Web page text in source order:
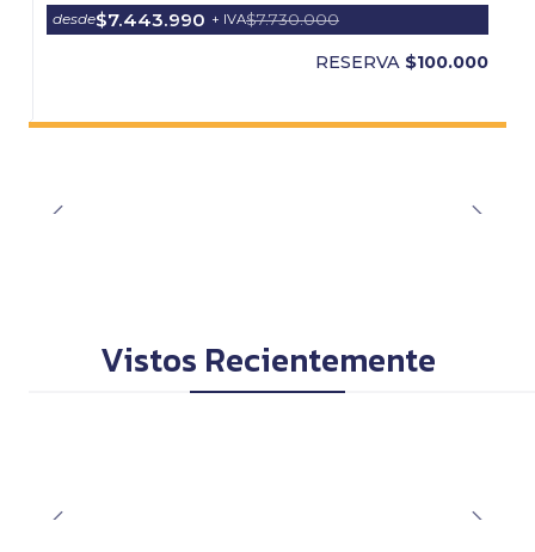
desde$7.443.990 + IVA$7.730.000
RESERVA $100.000
Vistos Recientemente